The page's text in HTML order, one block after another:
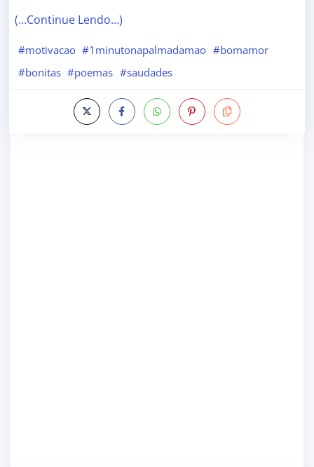
(…Continue Lendo…)
#motivacao #1minutonapalmadamao #bomamor
#bonitas #poemas #saudades